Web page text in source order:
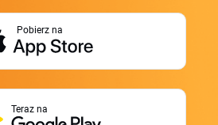
Pobierz na
Teraz na